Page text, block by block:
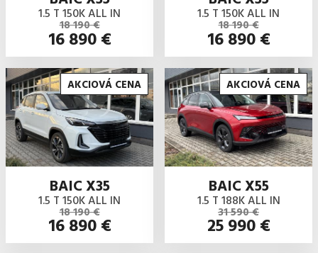
1.5 T 150K ALL IN
18 190 €
16 890 €
1.5 T 150K ALL IN
18 190 €
16 890 €
AKCIOVÁ CENA
BAIC X35
1.5 T 150K ALL IN
18 190 €
16 890 €
AKCIOVÁ CENA
BAIC X55
1.5 T 188K ALL IN
31 590 €
25 990 €